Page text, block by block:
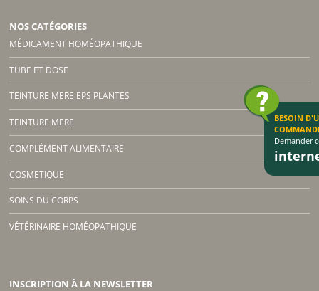
NOS CATÉGORIES
MÉDICAMENT HOMÉOPATHIQUE
TUBE ET DOSE
TEINTURE MERE EPS PLANTES
TEINTURE MERE
COMPLÉMENT ALIMENTAIRE
COSMETIQUE
SOINS DU CORPS
VÉTÉRINAIRE HOMÉOPATHIQUE
INSCRIPTION À LA NEWSLETTER
BESOIN
Demander